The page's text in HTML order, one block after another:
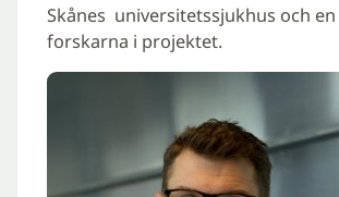
Skånes universitetssjukhus och en
forskarna i projektet.